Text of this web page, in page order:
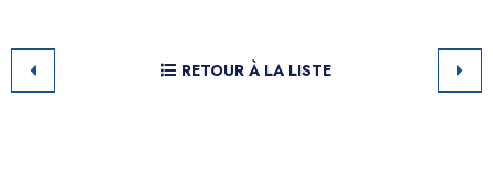
RETOUR À LA LISTE